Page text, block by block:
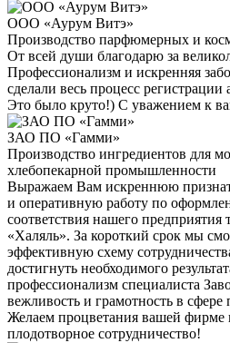
ООО «Аурум Витэ»
Производство парфюмерных и
От всей души благодарю за
Профессионализм и искренняя
сделали весь процесс
Это было круто!) С уважением к
ЗАО ПО «Гамми»
Производство ингредиентов для
хлебопекарной промышленности
Выражаем Вам искреннюю
и оперативную работу по
соответствия нашего предприятия
«Халяль». За короткий срок мы
эффективную схему
достигнуть необходимого
профессионализм специалиста
вежливость и грамотность в сфере
Желаем процветания вашей фирме
плодотворное сотрудничество!